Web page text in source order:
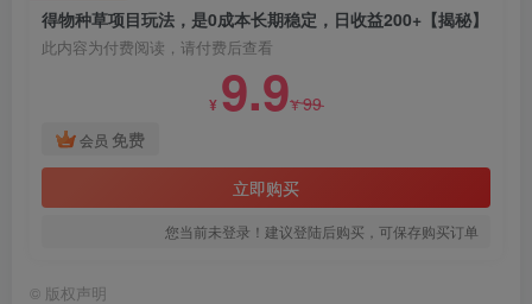
得物种草项目玩法，是0成本长期稳定，日收益200+【揭秘】
此内容为付费阅读，请付费后查看
¥ 9.9¥99
会员 免费
立即购买
您当前未登录！建议登陆后购买，可保存购买订单
© 版权声明